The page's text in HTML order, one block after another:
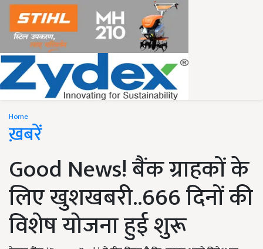
Home
ख़बरें
Good News! बैंक ग्राहकों के
लिए खुशखबरी..666 दिनों की
विशेष योजना हुई शुरू